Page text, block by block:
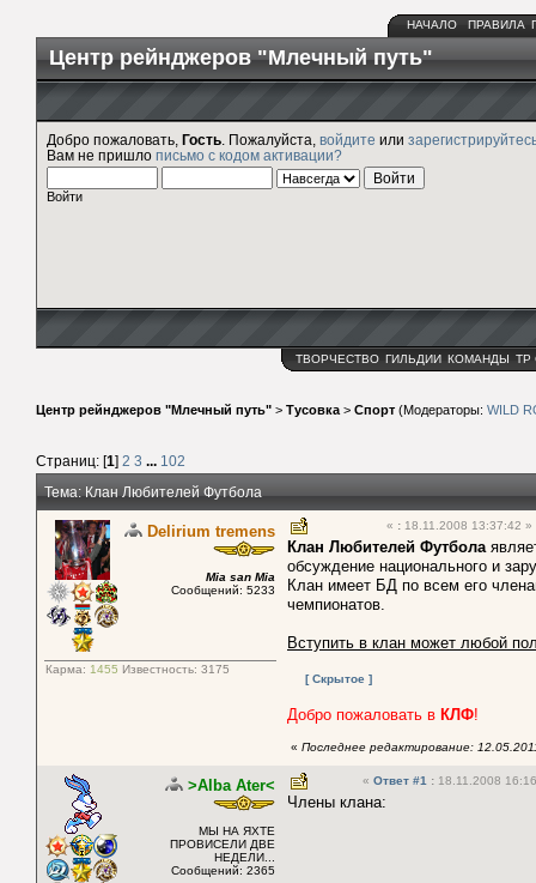
НАЧАЛО ПРАВИЛА
Центр рейнджеров "Млечный путь"
Добро пожаловать, Гость . Пожалуйста, войдите или
Вам не пришло письмо с кодом активации?
Войти
ТВОРЧЕСТВО ГИЛЬДИИ КОМАНДЫ ТР
Центр рейнджеров "Млечный путь" > Тусовка > Спорт (Модераторы: WILD
Страниц: [1] 2 3 ... 102
Тема: Клан Любителей Футбола
Delirium tremens
Mia san Mia
Сообщений: 5233
Карма: 1455 Известность: 3175
« : 18.11.2008 13:37:42 »
Клан Любителей Футбола
обсуждение национального и
Клан имеет БД по всем его
чемпионатов.
Вступить в клан может любой
[ Скрытое ]
Добро пожаловать в КЛФ!
« Последнее редактирование:
>Alba Ater<
МЫ НА ЯХТЕ
ПРОВИСЕЛИ ДВЕ
НЕДЕЛИ...
Сообщений: 2365
« Ответ #1 : 18.11.2008
Члены клана: